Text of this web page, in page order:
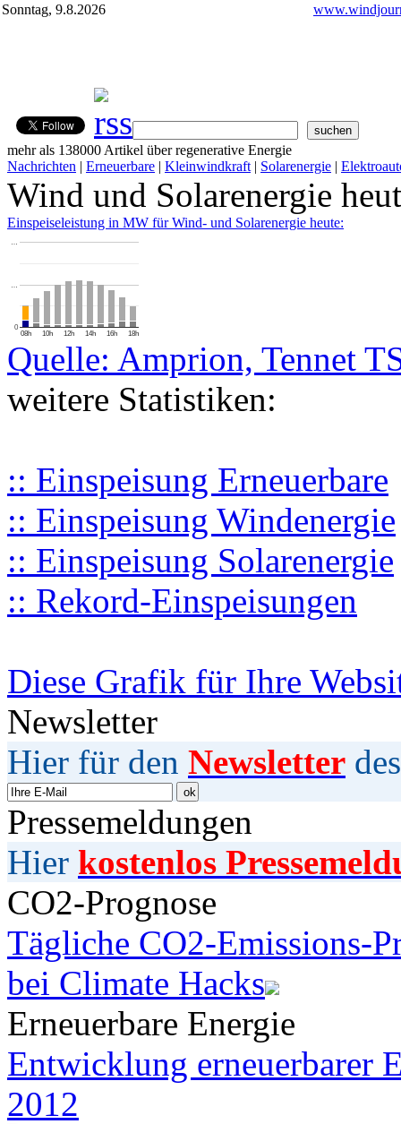
Sonntag, 9.8.2026
mehr als 138000 Artikel über regenerative Energie
Nachrichten | Erneuerbare | Kleinwindkraft | Solarenergie |
Wind und Solarenergie
Einspeiseleistung in MW für Wind- und Solarenergie heute:
08h 10h 12h 14h 16h 18h
0
…
…
Quelle: Amprion, Tennet
weitere Statistiken:
:: Einspeisung Erneuerbare
:: Einspeisung Windenergie
:: Einspeisung Solarenergie
:: Rekord-Einspeisungen
Diese Grafik für Ihre
Newsletter
Hier für den Newsletter
Pressemeldungen
Hier kostenlos
CO2-Prognose
Tägliche CO2-Emissions-
bei Climate Hacks
Erneuerbare Energie
Entwicklung erneuerbarer
2012